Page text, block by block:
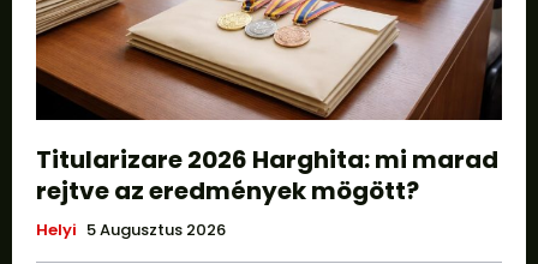
Titularizare 2026 Harghita: mi marad
rejtve az eredmények mögött?
Helyi 5 Augusztus 2026